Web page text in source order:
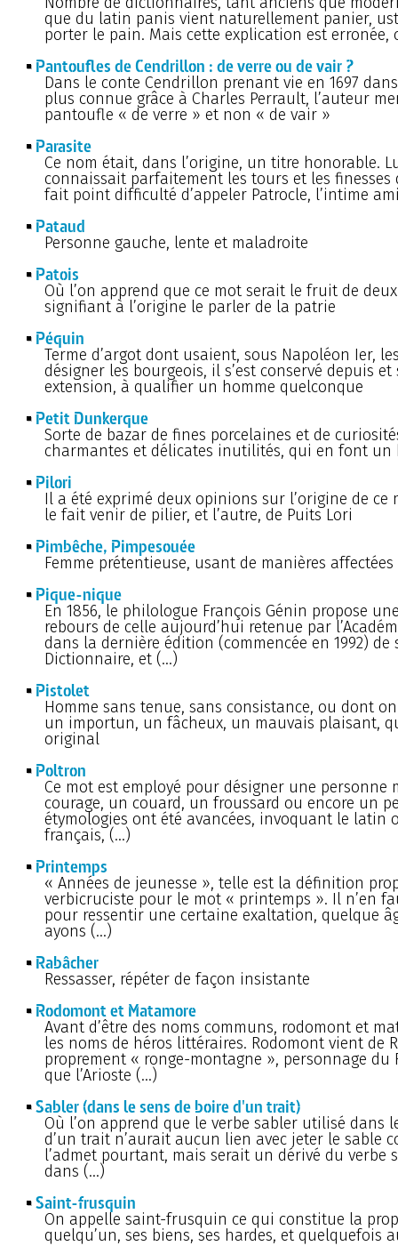
que du latin panis vient naturellement panier,
porter le pain. Mais cette explication est erronée,
Pantoufles de Cendrillon : de verre ou de vair ?
Dans le conte Cendrillon prenant vie en 1697
plus connue grâce à Charles Perrault, l’auteur
pantoufle « de verre » et non « de vair »
Parasite
Ce nom était, dans l’origine, un titre honorable.
connaissait parfaitement les tours et les finesses
fait point difficulté d’appeler Patrocle, l’intime
Pataud
Personne gauche, lente et maladroite
Patois
Où l’on apprend que ce mot serait le fruit de
signifiant à l’origine le parler de la patrie
Péquin
Terme d’argot dont usaient, sous Napoléon Ier,
désigner les bourgeois, il s’est conservé depuis et
extension, à qualifier un homme quelconque
Petit Dunkerque
Sorte de bazar de fines porcelaines et de
charmantes et délicates inutilités, qui en font un
Pilori
Il a été exprimé deux opinions sur l’origine de ce
le fait venir de pilier, et l’autre, de Puits Lori
Pimbêche, Pimpesouée
Femme prétentieuse, usant de manières
Pique-nique
En 1856, le philologue François Génin propose
rebours de celle aujourd’hui retenue par
dans la dernière édition (commencée en 1992) de
Dictionnaire, et (…)
Pistolet
Homme sans tenue, sans consistance, ou dont
un importun, un fâcheux, un mauvais plaisant,
original
Poltron
Ce mot est employé pour désigner une personne
courage, un couard, un froussard ou encore un
étymologies ont été avancées, invoquant le latin
français, (…)
Printemps
« Années de jeunesse », telle est la définition
verbicruciste pour le mot « printemps ». Il n’en
pour ressentir une certaine exaltation, quelque
ayons (…)
Rabâcher
Ressasser, répéter de façon insistante
Rodomont et Matamore
Avant d’être des noms communs, rodomont et
les noms de héros littéraires. Rodomont vient de
proprement « ronge-montagne », personnage du
que l’Arioste (…)
Sabler (dans le sens de boire d'un trait)
Où l’on apprend que le verbe sabler utilisé dans
d’un trait n’aurait aucun lien avec jeter le sable
l’admet pourtant, mais serait un dérivé du verbe
dans (…)
Saint-frusquin
On appelle saint-frusquin ce qui constitue la
quelqu’un, ses biens, ses hardes, et quelquefois